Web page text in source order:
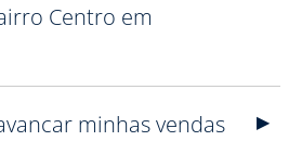
Centro em
minhas vendas